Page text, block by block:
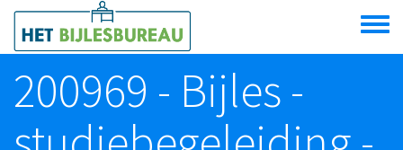
Overslaan en naar de algemene inhoud gaan
Toggle
menu
200969 - Bijles -